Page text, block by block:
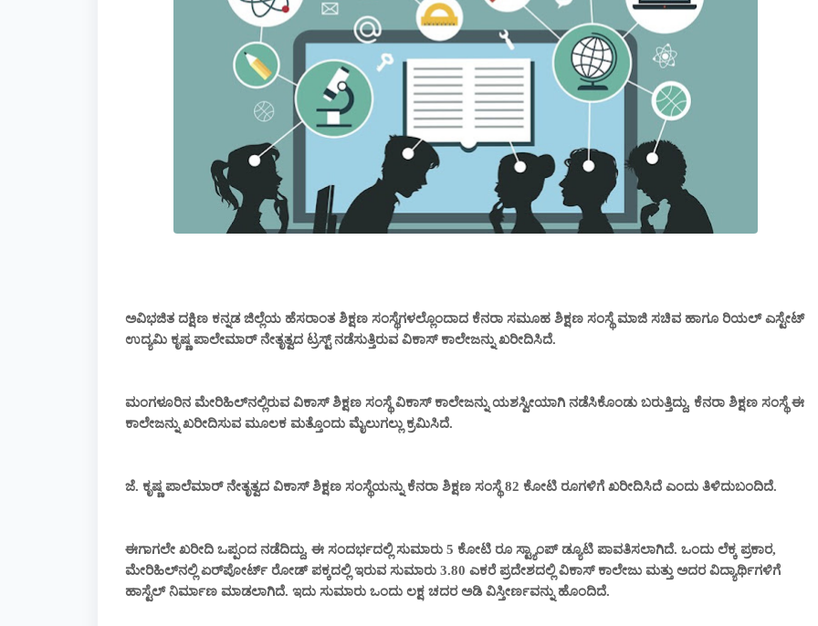
ಅವಿಭಜಿತ ದಕ್ಷಿಣ ಕನ್ನಡ ಜಿಲ್ಲೆಯ ಹೆಸರಾಂತ ಶಿಕ್ಷಣ ಸಂಸ್ಥೆಗಳಲ್ಲೊಂದಾದ ಕೆನರಾ ಸಮೂಹ ಶಿಕ್ಷಣ ಸಂಸ್ಥೆ ಮಾಜಿ ಸಚಿವ ಹಾಗೂ ರಿಯಲ್ ಎಸ್ಟೇಟ್
ಉದ್ಯಮಿ ಕೃಷ್ಣ ಪಾಲೇಮಾರ್ ನೇತೃತ್ವದ ಟ್ರಸ್ಟ್ ನಡೆಸುತ್ತಿರುವ ವಿಕಾಸ್‌ ಕಾಲೇಜನ್ನು ಖರೀದಿಸಿದೆ.
ಮಂಗಳೂರಿನ ಮೇರಿಹಿಲ್‌ನಲ್ಲಿರುವ ವಿಕಾಸ್ ಶಿಕ್ಷಣ ಸಂಸ್ಥೆ ವಿಕಾಸ್ ಕಾಲೇಜನ್ನು ಯಶಸ್ವೀಯಾಗಿ ನಡೆಸಿಕೊಂಡು ಬರುತ್ತಿದ್ದು, ಕೆನರಾ ಶಿಕ್ಷಣ ಸಂಸ್ಥೆ ಈ
ಕಾಲೇಜನ್ನು ಖರೀದಿಸುವ ಮೂಲಕ ಮತ್ತೊಂದು ಮೈಲುಗಲ್ಲು ಕ್ರಮಿಸಿದೆ.
ಜೆ. ಕೃಷ್ಣ ಪಾಲೆಮಾರ್ ನೇತೃತ್ವದ ವಿಕಾಸ್ ಶಿಕ್ಷಣ ಸಂಸ್ಥೆಯನ್ನು ಕೆನರಾ ಶಿಕ್ಷಣ ಸಂಸ್ಥೆ 82 ಕೋಟಿ ರೂಗಳಿಗೆ ಖರೀದಿಸಿದೆ ಎಂದು ತಿಳಿದುಬಂದಿದೆ.
ಈಗಾಗಲೇ ಖರೀದಿ ಒಪ್ಪಂದ ನಡೆದಿದ್ದು, ಈ ಸಂದರ್ಭದಲ್ಲಿ ಸುಮಾರು 5 ಕೋಟಿ ರೂ ಸ್ಟ್ಯಾಂಪ್ ಡ್ಯೂಟಿ ಪಾವತಿಸಲಾಗಿದೆ. ಒಂದು ಲೆಕ್ಕ ಪ್ರಕಾರ,
ಮೇರಿಹಿಲ್‌ನಲ್ಲಿ ಏರ್‌ಪೋರ್ಟ್‌ ರೋಡ್ ಪಕ್ಕದಲ್ಲಿ ಇರುವ ಸುಮಾರು 3.80 ಎಕರೆ ಪ್ರದೇಶದಲ್ಲಿ ವಿಕಾಸ್ ಕಾಲೇಜು ಮತ್ತು ಅದರ ವಿದ್ಯಾರ್ಥಿಗಳಿಗೆ
ಹಾಸ್ಟೆಲ್ ನಿರ್ಮಾಣ ಮಾಡಲಾಗಿದೆ. ಇದು ಸುಮಾರು ಒಂದು ಲಕ್ಷ ಚದರ ಅಡಿ ವಿಸ್ತೀರ್ಣವನ್ನು ಹೊಂದಿದೆ.